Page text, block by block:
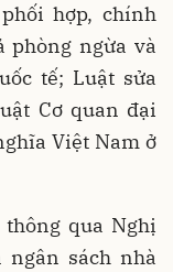
hợp, chính
phòng ngừa và
tế; Luật sửa
Cơ quan đại
Việt Nam ở
qua Nghị
ngân sách nhà